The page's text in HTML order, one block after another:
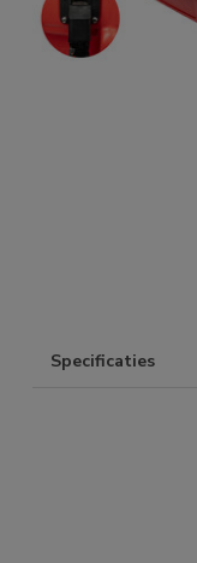
Specificaties